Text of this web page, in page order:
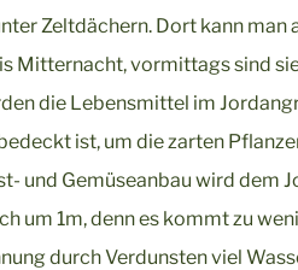
Zeltdächern. Dort kann
Mitternacht, vormittags sind
die Lebensmittel im
ist, um die zarten
und Gemüseanbau wird
um 1m, denn es kommt zu
durch Verdunsten viel